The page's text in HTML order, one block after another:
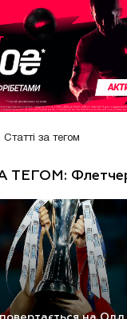
Статті за тегом
ТЕГОМ: